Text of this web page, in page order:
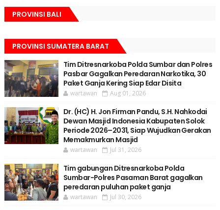
PROVINSI BALI
PROVINSI SUMATERA BARAT
Tim Ditresnarkoba Polda Sumbar dan Polres
Pasbar Gagalkan Peredaran Narkotika, 30
Paket Ganja Kering Siap Edar Disita
wartawan Aug 01, 2026
Dr. (HC) H. Jon Firman Pandu, S.H. Nahkodai
Dewan Masjid Indonesia Kabupaten Solok
Periode 2026–2031, Siap Wujudkan Gerakan
Memakmurkan Masjid
wartawan Jul 31, 2026
Tim gabungan Ditresnarkoba Polda
Sumbar-Polres Pasaman Barat gagalkan
peredaran puluhan paket ganja
wartawan Jul 30, 2026